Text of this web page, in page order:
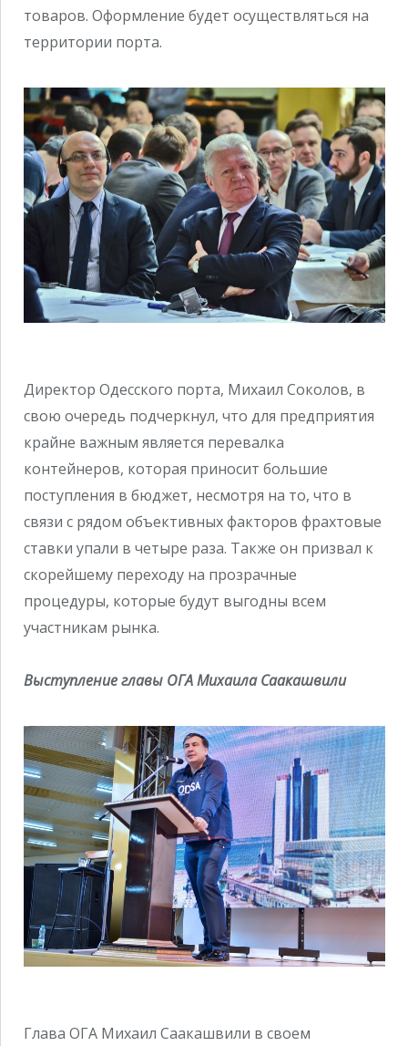
товаров. Оформление будет осуществляться на
территории порта.
Директор Одесского порта, Михаил Соколов, в
свою очередь подчеркнул, что для предприятия
крайне важным является перевалка
контейнеров, которая приносит большие
поступления в бюджет, несмотря на то, что в
связи с рядом объективных факторов фрахтовые
ставки упали в четыре раза. Также он призвал к
скорейшему переходу на прозрачные
процедуры, которые будут выгодны всем
участникам рынка.
Выступление главы ОГА Михаила Саакашвили
Глава ОГА Михаил Саакашвили в своем